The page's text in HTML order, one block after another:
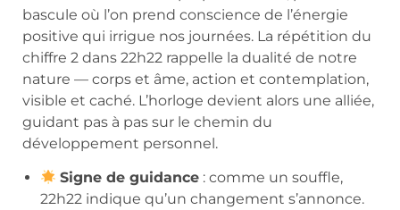
bascule où l’on prend conscience de l’énergie
positive qui irrigue nos journées. La répétition du
chiffre 2 dans 22h22 rappelle la dualité de notre
nature — corps et âme, action et contemplation,
visible et caché. L’horloge devient alors une alliée,
guidant pas à pas sur le chemin du
développement personnel.
Signe de guidance : comme un souffle,
22h22 indique qu’un changement s’annonce.